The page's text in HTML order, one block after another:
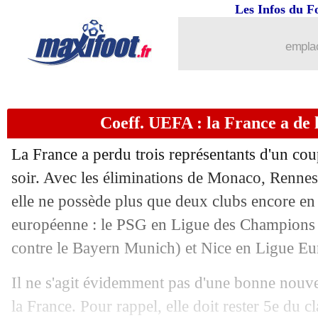
Les Infos du
Coeff. UEFA : la France a de
La France a perdu trois représentants d'un
soir. Avec les éliminations de Monaco,
elle ne possède plus que deux clubs encore
européenne : le PSG en Ligue des
contre le Bayern Munich) et Nice en Ligue
Il ne s'agit évidemment pas d'une bonne
la France. Pour rappel, elle doit rester 5e du
Bologne : la rumeur PSG, Motta
24/02 Milan: Giroud se prononce sur son
24/02 OM: Tudor met la pression sur le
24/02 OM: Tavares ne fait pas une fixette
Reims : mauvaise nouvelle pour
24/02 Nice: Digard enfin confirmé
EdF (f) : Renard se met en retrait !